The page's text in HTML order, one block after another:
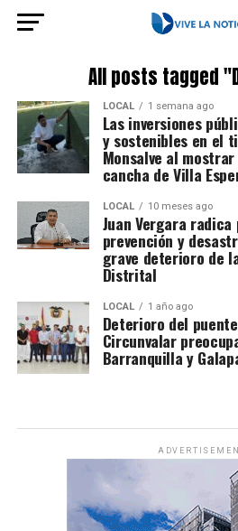
All posts tagged
LOCAL 1 semana ago
Las inversiones
y sostenibles en el
Monsalve al
cancha de Villa
LOCAL 10 meses ago
Juan Vergara
prevención y
grave deterioro de
Distrital
LOCAL 1 año ago
Deterioro del
Circunvalar
Barranquilla y